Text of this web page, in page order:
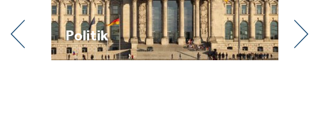
Politik